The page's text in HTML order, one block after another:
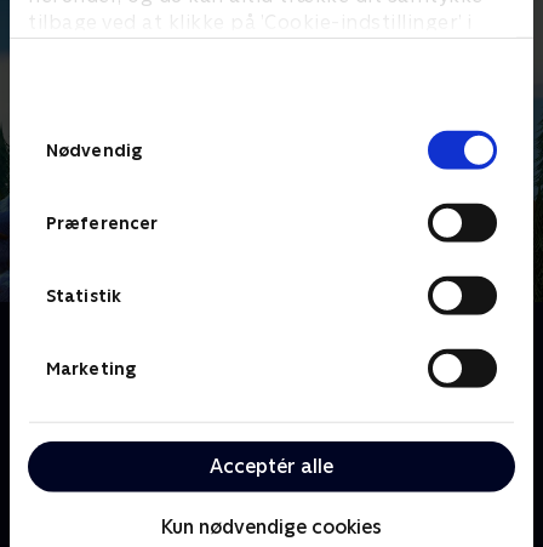
tilbage ved at klikke på ’Cookie-indstillinger’ i
Nødvendig
Præferencer
Statistik
Marketing
Acceptér alle
Kun nødvendige cookies
De to små, morsomme og pelsede dyr Kiwi og Strit
bor i en lysning i skoven. De er bedste venner, selv om
bor i et fint hus, mens Strit er vild og elsker rod!
Sammen oplever de en masse spændende ting og får